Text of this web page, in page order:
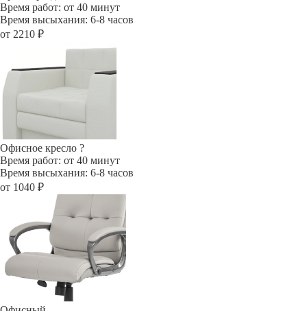
Время работ: от 40 минут
Время высыхания: 6-8 часов
от 2210 ₽
Офисное кресло ?
Время работ: от 40 минут
Время высыхания: 6-8 часов
от 1040 ₽